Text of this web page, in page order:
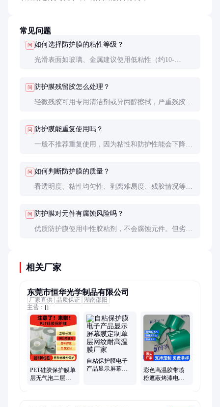
常见问题
问 如何选择防护膜的粘性等级？
光滑表面如玻璃、金属建议使用低粘性（约10-
意剥离难度。
问 防护膜残留胶怎么处理？
轻微残胶可用专用清洁剂或异丙醇擦拭，严重残胶需
问 防护膜能重复使用吗？
一般不推荐重复使用，因为粘性和防护性能会下降。
问 如何判断防护膜的质量？
看透明度、粘性均匀性、剥离难易度、残胶情况等。
问 防护膜对元件有腐蚀风险吗？
优质防护膜使用中性胶粘剂，不会腐蚀元件。但劣质
相关厂家
东莞市恒华光学制品有限公司
厂家直供 品质保证 湖南邵阳
主营： []
PET硅胶保护膜单
层无气泡二层三
自粘保护膜电子
产品显示屏幕膜
彩色高温胶带喷
粉遮蔽烤漆电镀